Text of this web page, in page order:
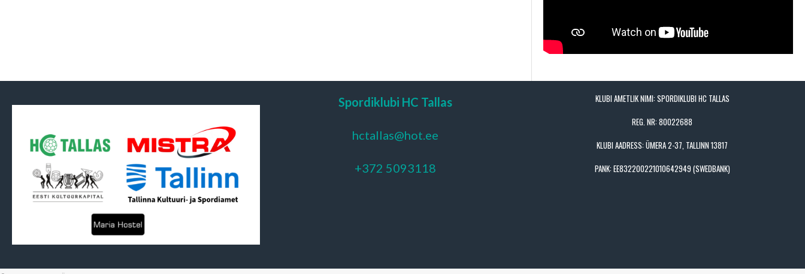
Spordiklubi HC Tallas
hctallas@hot.ee
+372 5093118
KLUBI AMETLIK NIMI: SPORDIKLUBI HC TALLAS
REG. NR: 80022688
KLUBI AADRESS: ÜMERA 2-37, TALLINN 13817
PANK: EE832200221010642949 (SWEDBANK)